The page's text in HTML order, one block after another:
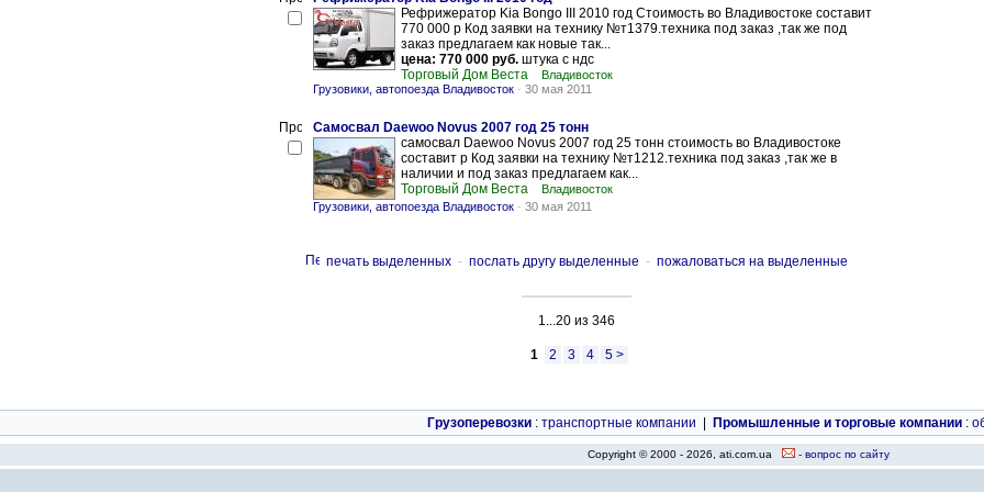
Рефрижератор Kia Bongo III 2010 год Стоимость во Владивостоке составит
770 000 р Код заявки на технику №т1379.техника под заказ ,так же под
заказ предлагаем как новые так...
цена: 770 000 руб. штука с ндс
Торговый Дом Веста
Владивосток
Грузовики, автопоезда Владивосток - 30 мая 2011
Самосвал Daewoo Novus 2007 год 25 тонн
самосвал Daewoo Novus 2007 год 25 тонн стоимость во Владивостоке
составит р Код заявки на технику №т1212.техника под заказ ,так же в
наличии и под заказ предлагаем как...
Торговый Дом Веста
Владивосток
Грузовики, автопоезда Владивосток - 30 мая 2011
печать выделенных - послать другу выделенные - пожаловаться на выделенные
1...20 из 346
1 2 3 4 5 >
Грузоперевозки : транспортные компании Промышленные и торговые компании :
Copyright © 2000 - 2026, ati.com.ua - вопрос по сайту